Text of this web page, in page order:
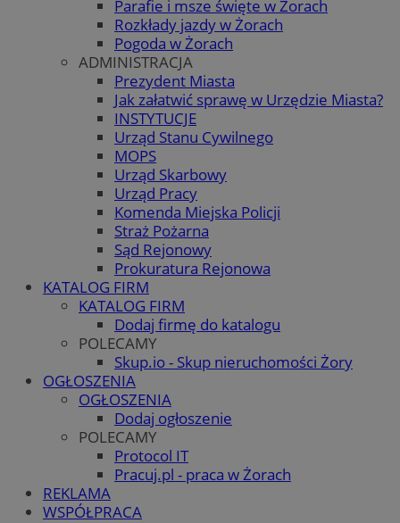
Parafie i msze święte w Żorach
Rozkłady jazdy w Żorach
Pogoda w Żorach
ADMINISTRACJA
Prezydent Miasta
Jak załatwić sprawę w Urzędzie Miasta?
INSTYTUCJE
Urząd Stanu Cywilnego
MOPS
Urząd Skarbowy
Urząd Pracy
Komenda Miejska Policji
Straż Pożarna
Sąd Rejonowy
Prokuratura Rejonowa
KATALOG FIRM
KATALOG FIRM
Dodaj firmę do katalogu
POLECAMY
Skup.io - Skup nieruchomości Żory
OGŁOSZENIA
OGŁOSZENIA
Dodaj ogłoszenie
POLECAMY
Protocol IT
Pracuj.pl - praca w Żorach
REKLAMA
WSPÓŁPRACA